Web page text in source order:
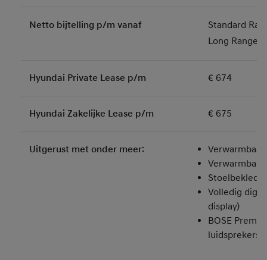
Netto bijtelling p/m vanaf
Standard
Long Range:
Hyundai Private Lease p/m € 674
Hyundai Zakelijke Lease p/m € 675
Uitgerust met onder meer:
Volledig
display)
BOSE
luidsprekers